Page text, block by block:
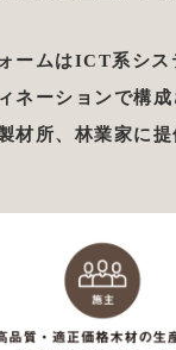
ームはICT系シ
ネーションで構
材所、林業家に提